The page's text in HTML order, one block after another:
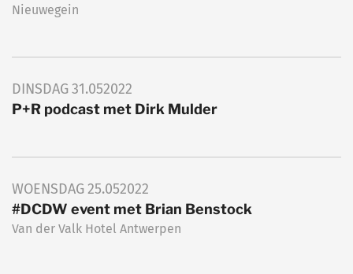
Nieuwegein
DINSDAG31.052022
P+R podcast met Dirk Mulder
WOENSDAG25.052022
#DCDW event met Brian Benstock
Van der Valk Hotel Antwerpen